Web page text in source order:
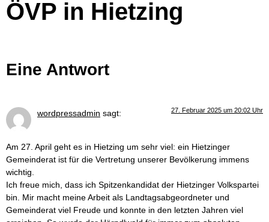
ÖVP in Hietzing
Eine Antwort
wordpressadmin sagt: 27. Februar 2025 um 20:02 Uhr
Am 27. April geht es in Hietzing um sehr viel: ein Hietzinger
Gemeinderat ist für die Vertretung unserer Bevölkerung immens
wichtig.
Ich freue mich, dass ich Spitzenkandidat der Hietzinger Volkspartei
bin. Mir macht meine Arbeit als Landtagsabgeordneter und
Gemeinderat viel Freude und konnte in den letzten Jahren viel